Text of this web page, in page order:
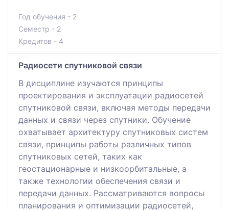
Год обучения - 2
Семестр - 2
Кредитов - 4
Радиосети спутниковой связи
В дисциплине изучаются принципы
проектирования и эксплуатации радиосетей
спутниковой связи, включая методы передачи
данных и связи через спутники. Обучение
охватывает архитектуру спутниковых систем
связи, принципы работы различных типов
спутниковых сетей, таких как
геостационарные и низкоорбитальные, а
также технологии обеспечения связи и
передачи данных. Рассматриваются вопросы
планирования и оптимизации радиосетей,